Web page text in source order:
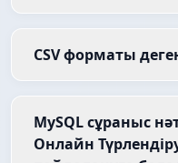
CSV форматы
MySQL сұраныс
Онлайн